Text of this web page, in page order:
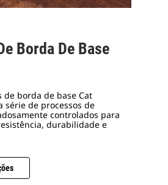
Borda De Base
de borda de base Cat
série de processos de
controlados para
durabilidade e